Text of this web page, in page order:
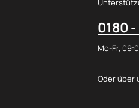
0180
Mo-Fr,
Oder über